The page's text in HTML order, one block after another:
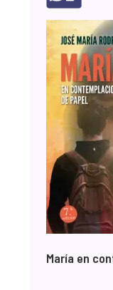
María en